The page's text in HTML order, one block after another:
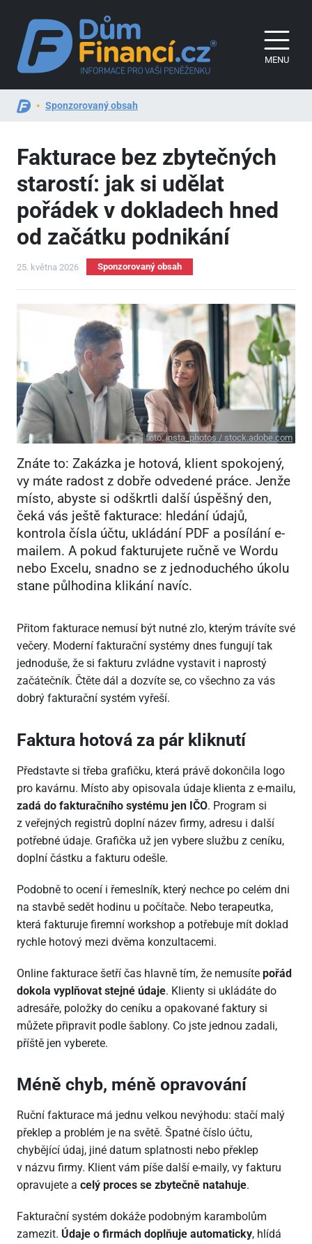
MENU
Sponzorovaný obsah
Fakturace bez zbytečných
starostí: jak si udělat
pořádek v dokladech hned
od začátku podnikání
25. května 2026 Sponzorovaný obsah
foto:insta_photos / stock.adobe.com
Znáte to: Zakázka je hotová, klient spokojený,
vy máte radost z dobře odvedené práce. Jenže
místo, abyste si odškrtli další úspěšný den,
čeká vás ještě fakturace: hledání údajů,
kontrola čísla účtu, ukládání PDF a posílání e-
mailem. A pokud fakturujete ručně ve Wordu
nebo Excelu, snadno se z jednoduchého úkolu
stane půlhodina klikání navíc.
Přitom fakturace nemusí být nutné zlo, kterým trávíte své
večery. Moderní fakturační systémy dnes fungují tak
jednoduše, že si fakturu zvládne vystavit i naprostý
začátečník. Čtěte dál a dozvíte se, co všechno za vás
dobrý fakturační systém vyřeší.
Faktura hotová za pár kliknutí
Představte si třeba grafičku, která právě dokončila logo
pro kavárnu. Místo aby opisovala údaje klienta z e-mailu,
zadá do fakturačního systému jen IČO. Program si
z veřejných registrů doplní název firmy, adresu i další
potřebné údaje. Grafička už jen vybere službu z ceníku,
doplní částku a fakturu odešle.
Podobně to ocení i řemeslník, který nechce po celém dni
na stavbě sedět hodinu u počítače. Nebo terapeutka,
která fakturuje firemní workshop a potřebuje mít doklad
rychle hotový mezi dvěma konzultacemi.
Online fakturace šetří čas hlavně tím, že nemusíte pořád
dokola vyplňovat stejné údaje. Klienty si ukládáte do
adresáře, položky do ceníku a opakované faktury si
můžete připravit podle šablony. Co jste jednou zadali,
příště jen vyberete.
Méně chyb, méně opravování
Ruční fakturace má jednu velkou nevýhodu: stačí malý
překlep a problém je na světě. Špatné číslo účtu,
chybějící údaj, jiné datum splatnosti nebo překlep
v názvu firmy. Klient vám píše další e-maily, vy fakturu
opravujete a celý proces se zbytečně natahuje.
Fakturační systém dokáže podobným karambolům
zamezit. Údaje o firmách doplňuje automaticky, hlídá